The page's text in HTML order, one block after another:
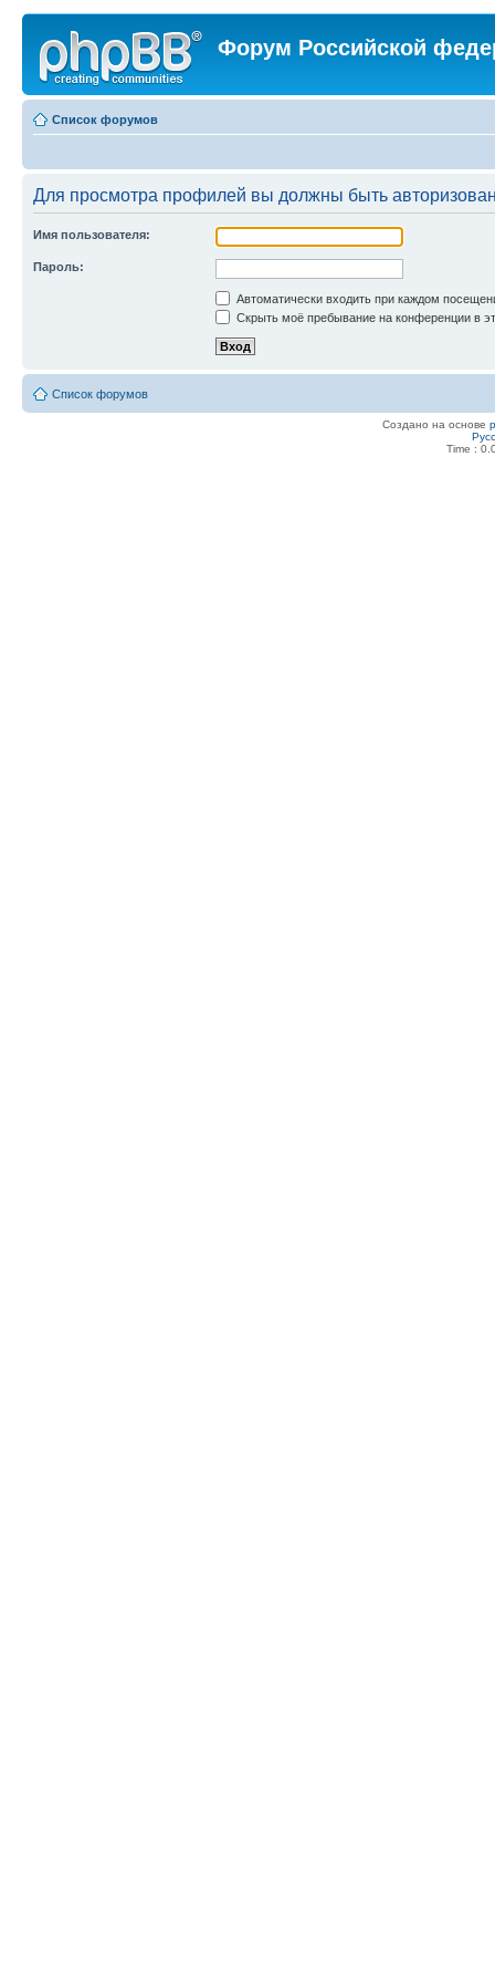
Форум Российской
Список форумов
Для просмотра профилей вы должны быть
Имя пользователя:
Пароль:
Автоматически входить при каждом
Скрыть моё пребывание на конференции в
Список форумов
Создано на основе
Time :